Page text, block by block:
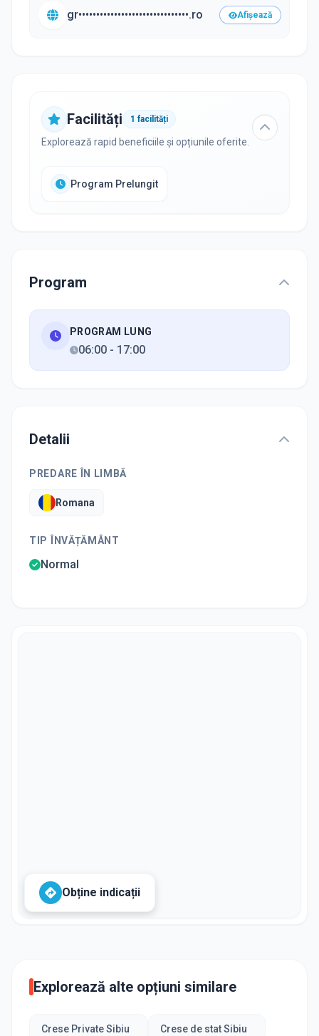
gr•••••••••••••••••••••••••••••••.ro Afișează
Facilități 1 facilități
Explorează rapid beneficiile și opțiunile oferite.
Program Prelungit
Program
PROGRAM LUNG
06:00 - 17:00
Detalii
PREDARE ÎN LIMBĂ
Romana
TIP ÎNVĂȚĂMÂNT
Normal
Obține indicații
Explorează alte opțiuni similare
Crese Private Sibiu Crese de stat Sibiu